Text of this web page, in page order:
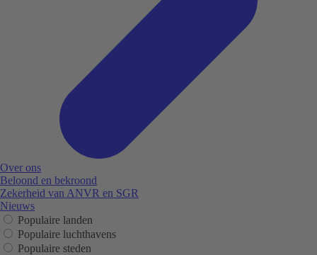
Over ons
Beloond en bekroond
Zekerheid van ANVR en SGR
Nieuws
Populaire landen
Populaire luchthavens
Populaire steden